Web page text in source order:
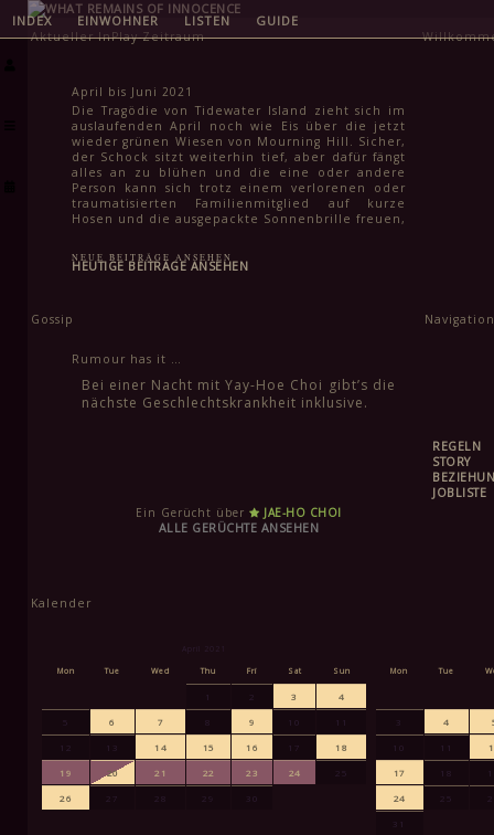
INDEX EINWOHNER LISTEN GUIDE
Aktueller InPlay-Zeitraum
April bis Juni 2021
Die Tragödie von Tidewater Island zieht sich im
auslaufenden April noch wie Eis über die jetzt
wieder grünen Wiesen von Mourning Hill. Sicher,
der Schock sitzt weiterhin tief, aber dafür fängt
alles an zu blühen und die eine oder andere
Person kann sich trotz einem verlorenen oder
traumatisierten Familienmitglied auf kurze
Hosen und die ausgepackte Sonnenbrille freuen,
kühl ist. Das Leben geht weiter und für die
meisten steht in den kommenden Monaten
auch hier ein Haken gemacht werden und dem
höchstens noch die Frage im Weg, wie schnell
man eine weitere stadtweite Tragödie vergessen
NEUE BEITRÄGE ANSEHEN
HEUTIGE BEITRÄGE ANSEHEN
Gossip Navigation
Rumour has it …
Bei einer Nacht mit Yay-Hoe Choi gibt’s die
nächste Geschlechtskrankheit inklusive.
Ein Gerücht über
JAE-HO CHOI
ALLE GERÜCHTE ANSEHEN
REGELN
STORY
JOBLISTE
Kalender
April 2021
Mon Tue Wed Thu Fri Sat Sun
1 2 3 4
5 6 7 8 9 10 11
12 13 14 15 16 17 18
19 20 21 22 23 24 25
26 27 28 29 30
Mon Tue
3 4
10 11
17 18
24 25
31